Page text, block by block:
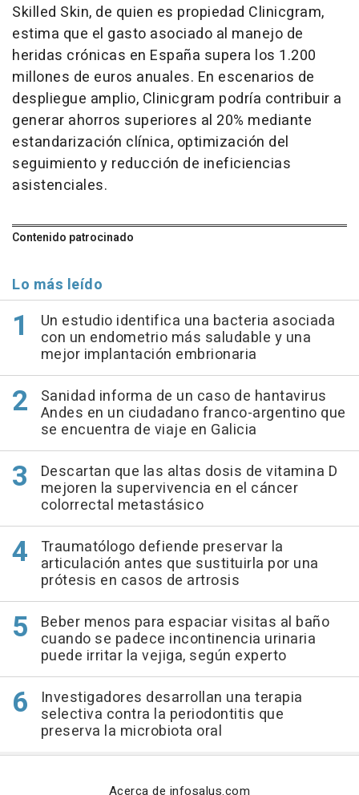
Skilled Skin, de quien es propiedad Clinicgram,
estima que el gasto asociado al manejo de
heridas crónicas en España supera los 1.200
millones de euros anuales. En escenarios de
despliegue amplio, Clinicgram podría contribuir a
generar ahorros superiores al 20% mediante
estandarización clínica, optimización del
seguimiento y reducción de ineficiencias
asistenciales.
Contenido patrocinado
Lo más leído
Un estudio identifica una bacteria asociada
con un endometrio más saludable y una
mejor implantación embrionaria
Sanidad informa de un caso de hantavirus
Andes en un ciudadano franco-argentino que
se encuentra de viaje en Galicia
Descartan que las altas dosis de vitamina D
mejoren la supervivencia en el cáncer
colorrectal metastásico
Traumatólogo defiende preservar la
articulación antes que sustituirla por una
prótesis en casos de artrosis
Beber menos para espaciar visitas al baño
cuando se padece incontinencia urinaria
puede irritar la vejiga, según experto
Investigadores desarrollan una terapia
selectiva contra la periodontitis que
preserva la microbiota oral
Acerca de infosalus.com